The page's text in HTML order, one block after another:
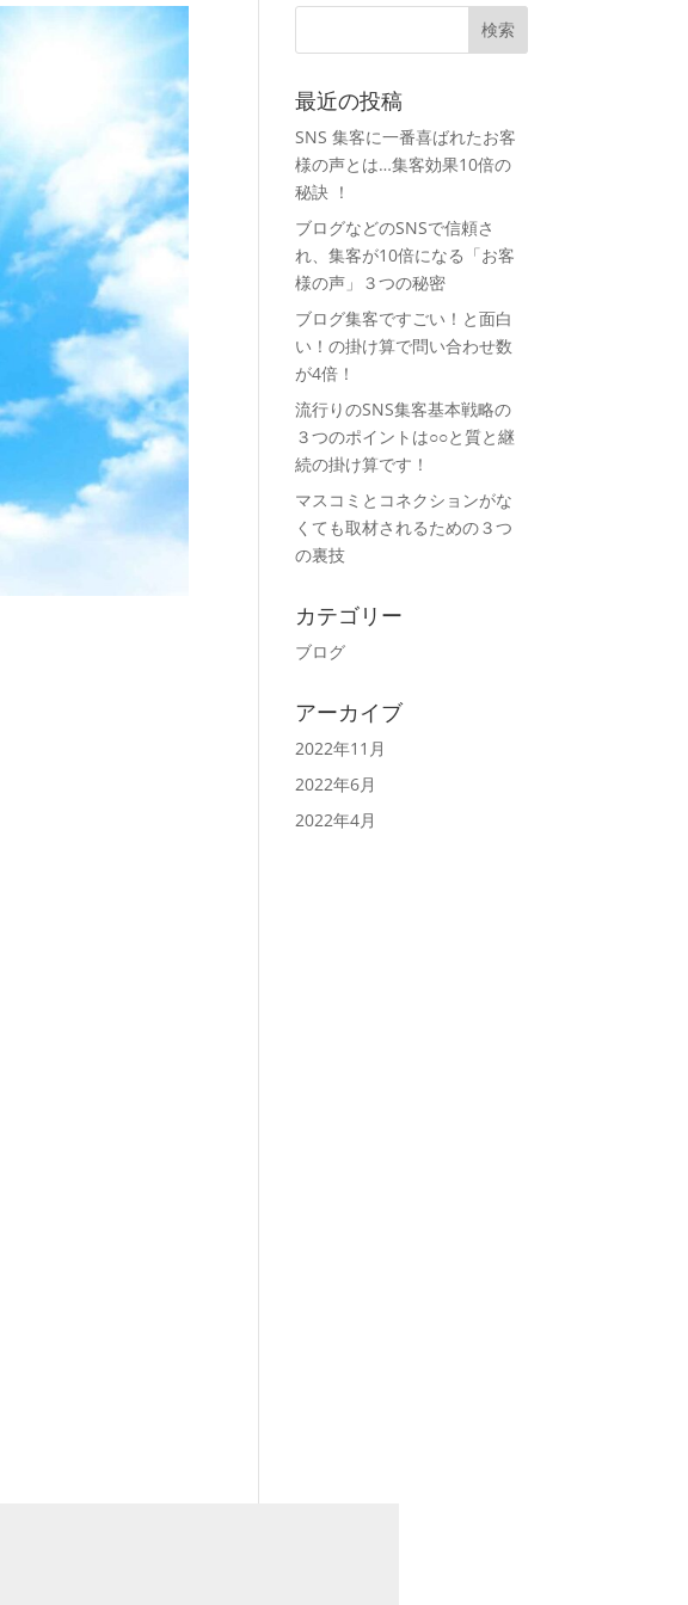
最近の投稿
SNS 集客に一番喜ばれたお客
様の声とは…集客効果10倍の
秘訣 ！
ブログなどのSNSで信頼さ
れ、集客が10倍になる「お客
様の声」３つの秘密
ブログ集客ですごい！と面白
い！の掛け算で問い合わせ数
が4倍！
流行りのSNS集客基本戦略の
３つのポイントは○○と質と継
続の掛け算です！
マスコミとコネクションがな
くても取材されるための３つ
の裏技
カテゴリー
ブログ
アーカイブ
2022年11月
2022年6月
2022年4月